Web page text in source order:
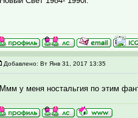
Добавлено: Вт Янв 31, 2017 13:35
Ммм у меня ностальгия по этим